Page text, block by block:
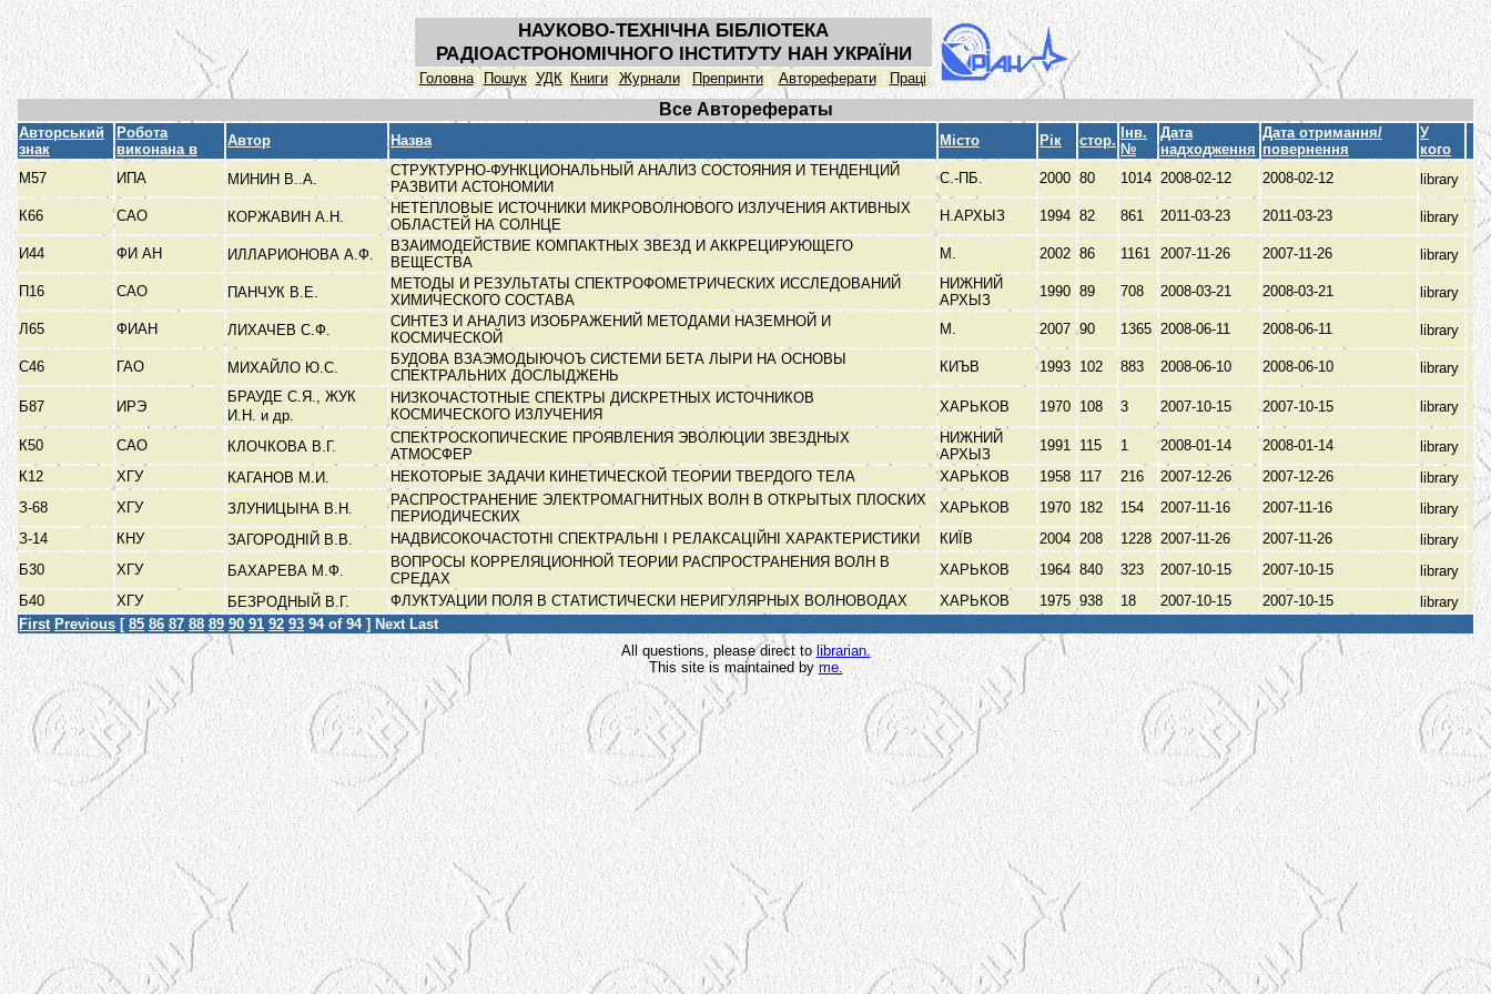
НАУКОВО-ТЕХНІЧНА БІБЛІОТЕКА
РАДІОАСТРОНОМІЧНОГО ІНСТИТУТУ НАН УКРАЇНИ
Головна Пошук УДК Книги Журнали Препринти Автореферати Праці
Все Авторефераты
Авторський
знак
Робота
виконана в
Автор Назва Місто Рік стор.
Інв.
№
Дата
надходження
Дата отримання/
повернення
У
кого
М57
ИПА МИНИН В..А.
СТРУКТУРНО-ФУНКЦИОНАЛЬНЫЙ АНАЛИЗ СОСТОЯНИЯ И ТЕНДЕНЦИЙ
РАЗВИТИ АСТОНОМИИ
С.-ПБ. 2000 80 1014 2008-02-12 2008-02-12 library
К66 САО КОРЖАВИН А.Н.
НЕТЕПЛОВЫЕ ИСТОЧНИКИ МИКРОВОЛНОВОГО ИЗЛУЧЕНИЯ АКТИВНЫХ
ОБЛАСТЕЙ НА СОЛНЦЕ
Н.АРХЫЗ 1994 82 861 2011-03-23 2011-03-23 library
И44 ФИ АН ИЛЛАРИОНОВА А.Ф.
ВЗАИМОДЕЙСТВИЕ КОМПАКТНЫХ ЗВЕЗД И АККРЕЦИРУЮЩЕГО
ВЕЩЕСТВА
М. 2002 86 1161 2007-11-26 2007-11-26 library
П16 САО ПАНЧУК В.Е.
МЕТОДЫ И РЕЗУЛЬТАТЫ СПЕКТРОФОМЕТРИЧЕСКИХ ИССЛЕДОВАНИЙ
ХИМИЧЕСКОГО СОСТАВА
НИЖНИЙ
АРХЫЗ
1990 89 708 2008-03-21 2008-03-21 library
Л65 ФИАН ЛИХАЧЕВ С.Ф.
СИНТЕЗ И АНАЛИЗ ИЗОБРАЖЕНИЙ МЕТОДАМИ НАЗЕМНОЙ И
КОСМИЧЕСКОЙ
М. 2007 90 1365 2008-06-11 2008-06-11 library
С46 ГАО МИХАЙЛО Ю.С.
БУДОВА ВЗАЭМОДЫЮЧОЪ СИСТЕМИ БЕТА ЛЫРИ НА ОСНОВЫ
СПЕКТРАЛЬНИХ ДОСЛЫДЖЕНЬ
КИЪВ 1993 102 883 2008-06-10 2008-06-10 library
Б87 ИРЭ
БРАУДЕ С.Я., ЖУК
И.Н. и др.
НИЗКОЧАСТОТНЫЕ СПЕКТРЫ ДИСКРЕТНЫХ ИСТОЧНИКОВ
КОСМИЧЕСКОГО ИЗЛУЧЕНИЯ
ХАРЬКОВ 1970 108 3 2007-10-15 2007-10-15 library
К50 САО КЛОЧКОВА В.Г.
СПЕКТРОСКОПИЧЕСКИЕ ПРОЯВЛЕНИЯ ЭВОЛЮЦИИ ЗВЕЗДНЫХ
АТМОСФЕР
НИЖНИЙ
АРХЫЗ
1991 115 1 2008-01-14 2008-01-14
library
К12
ХГУ КАГАНОВ М.И. НЕКОТОРЫЕ ЗАДАЧИ КИНЕТИЧЕСКОЙ ТЕОРИИ ТВЕРДОГО ТЕЛА ХАРЬКОВ 1958 117 216 2007-12-26 2007-12-26
library
З-68
ХГУ ЗЛУНИЦЫНА В.Н.
РАСПРОСТРАНЕНИЕ ЭЛЕКТРОМАГНИТНЫХ ВОЛН В ОТКРЫТЫХ ПЛОСКИХ
ПЕРИОДИЧЕСКИХ
ХАРЬКОВ 1970 182 154 2007-11-16 2007-11-16
library
З-14
КНУ ЗАГОРОДНІЙ В.В. НАДВИСОКОЧАСТОТНІ СПЕКТРАЛЬНІ І РЕЛАКСАЦІЙНІ ХАРАКТЕРИСТИКИ КИЇВ 2004 208 1228 2007-11-26 2007-11-26
library
Б30
ХГУ БАХАРЕВА М.Ф.
ВОПРОСЫ КОРРЕЛЯЦИОННОЙ ТЕОРИИ РАСПРОСТРАНЕНИЯ ВОЛН В
СРЕДАХ
ХАРЬКОВ 1964 840 323 2007-10-15 2007-10-15
library
Б40
ХГУ БЕЗРОДНЫЙ В.Г. ФЛУКТУАЦИИ ПОЛЯ В СТАТИСТИЧЕСКИ НЕРИГУЛЯРНЫХ ВОЛНОВОДАХ ХАРЬКОВ 1975 938 18 2007-10-15 2007-10-15
library
First Previous [ 85 86 87 88 89 90 91 92 93 94of 94 ] Next Last
All questions, please direct tolibrarian.
This site is maintained byme.